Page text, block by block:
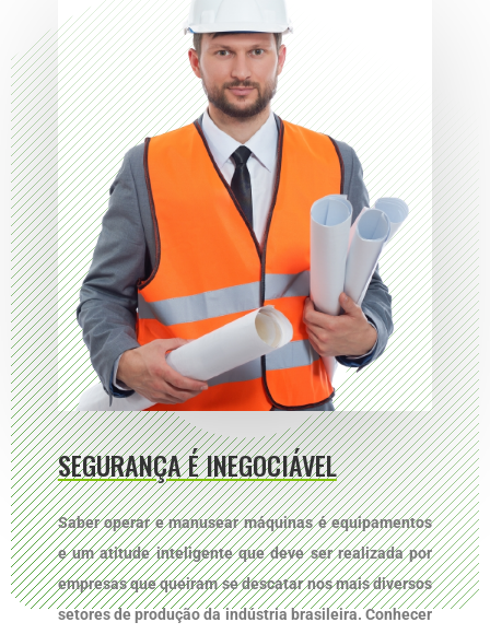
SEGURANÇA É INEGOCIÁVEL
Saber operar e manusear máquinas é equipamentos
e um atitude inteligente que deve ser realizada por
empresas que queiram se descatar nos mais diversos
setores de produção da indústria brasileira. Conhecer